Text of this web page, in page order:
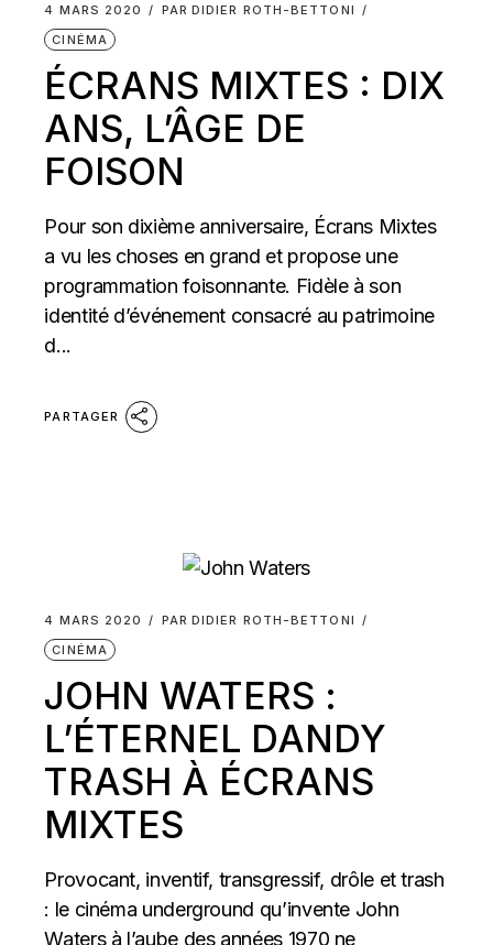
4 MARS 2020 PAR DIDIER ROTH-BETTONI
CINÉMA
ÉCRANS MIXTES : DIX
ANS, L’ÂGE DE
FOISON
Pour son dixième anniversaire, Écrans Mixtes
a vu les choses en grand et propose une
programmation foisonnante. Fidèle à son
identité d’événement consacré au patrimoine
d...
PARTAGER
4 MARS 2020 PAR DIDIER ROTH-BETTONI
CINÉMA
JOHN WATERS :
L’ÉTERNEL DANDY
TRASH À ÉCRANS
MIXTES
Provocant, inventif, transgressif, drôle et trash
: le cinéma underground qu’invente John
Waters à l’aube des années 1970 ne